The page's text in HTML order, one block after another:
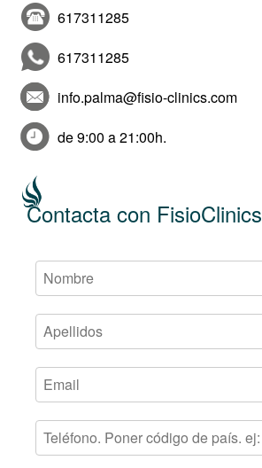
617311285
617311285
info.palma@fisio-clinics.com
de 9:00 a 21:00h.
Contacta con FisioClinics